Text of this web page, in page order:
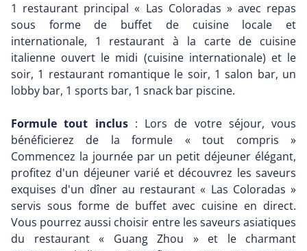
1 restaurant principal « Las Coloradas » avec repas
sous forme de buffet de cuisine locale et
internationale, 1 restaurant à la carte de cuisine
italienne ouvert le midi (cuisine internationale) et le
soir, 1 restaurant romantique le soir, 1 salon bar, un
lobby bar, 1 sports bar, 1 snack bar piscine.
Formule tout inclus: Lors de votre séjour, vous
bénéficierez de la formule « tout compris »
Commencez la journée par un petit déjeuner élégant,
profitez d'un déjeuner varié et découvrez les saveurs
exquises d'un dîner au restaurant « Las Coloradas »
servis sous forme de buffet avec cuisine en direct.
Vous pourrez aussi choisir entre les saveurs asiatiques
du restaurant « Guang Zhou » et le charmant